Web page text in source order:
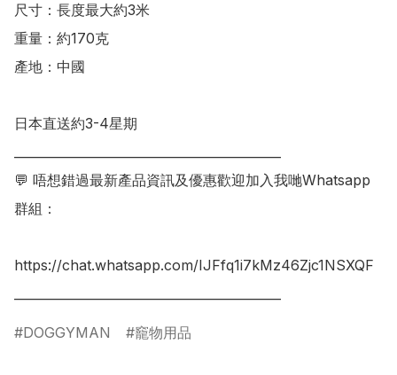
尺寸：長度最大約3米
重量：約170克
產地：中國
日本直送約3-4星期
💬 唔想錯過最新產品資訊及優惠歡迎加入我哋Whatsapp
群組：
https://chat.whatsapp.com/IJFfq1i7kMz46Zjc1NSXQF
DOGGYMAN 竉物用品